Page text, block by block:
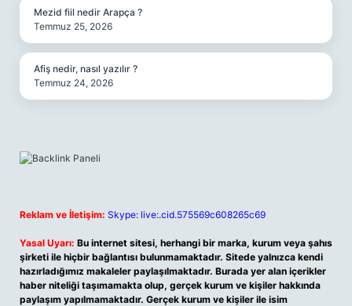
Mezid fiil nedir Arapça ?
Temmuz 25, 2026
Afiş nedir, nasıl yazılır ?
Temmuz 24, 2026
Reklam ve İletişim: Skype: live:.cid.575569c608265c69
Yasal Uyarı: Bu internet sitesi, herhangi bir marka, kurum veya şahıs
şirketi ile hiçbir bağlantısı bulunmamaktadır. Sitede yalnızca kendi
hazırladığımız makaleler paylaşılmaktadır. Burada yer alan içerikler
haber niteliği taşımamakta olup, gerçek kurum ve kişiler hakkında
paylaşım yapılmamaktadır. Gerçek kurum ve kişiler ile isim